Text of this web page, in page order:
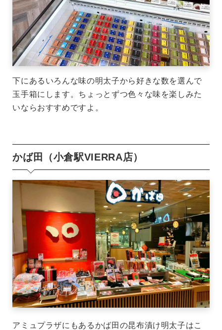
下にあるいろんな味の明太子から好きな数を選んで
玉手箱にします。ちょっとずつ色々な味を楽しみた
いならおすすめですよ。
かば田（小倉駅VIERRA店）
アミュプラザにもあるかば田の昆布漬け明太子はこ